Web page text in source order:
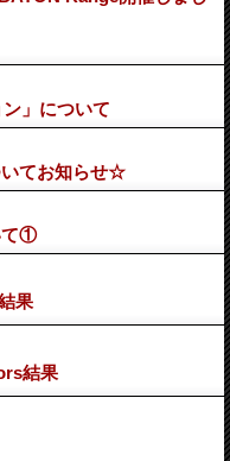
」について
てお知らせ☆
て①
果
結果